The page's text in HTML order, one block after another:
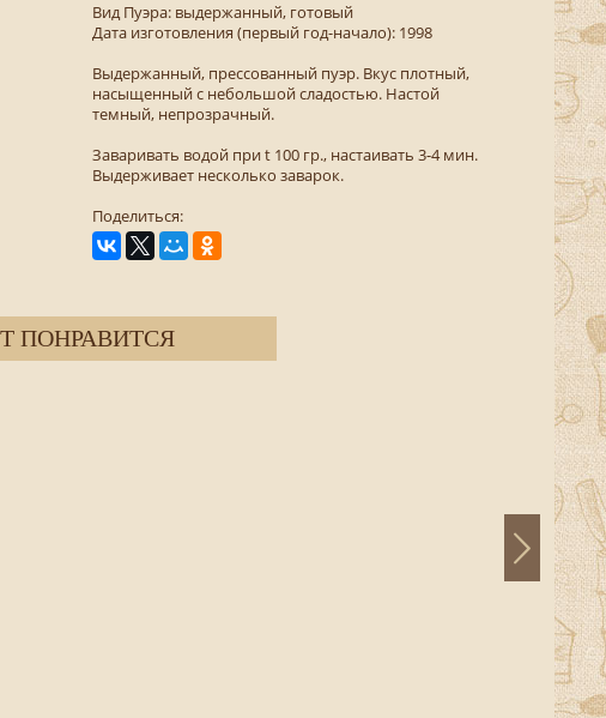
Вид Пуэра: выдержанный, готовый
Дата изготовления (первый год-начало): 1998
Выдержанный, прессованный пуэр. Вкус плотный,
насыщенный с небольшой сладостью. Настой
темный, непрозрачный.
Заваривать водой при t 100 гр., настаивать 3-4 мин.
Выдерживает несколько заварок.
Поделиться:
ПОНРАВИТСЯ